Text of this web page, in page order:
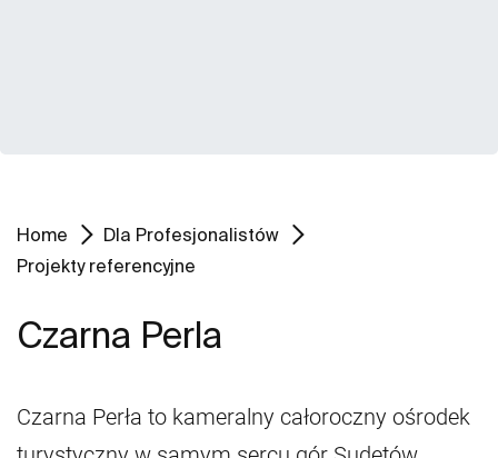
Home
Dla Profesjonalistów
Projekty referencyjne
Czarna Perla
Czarna Perła to kameralny całoroczny ośrodek